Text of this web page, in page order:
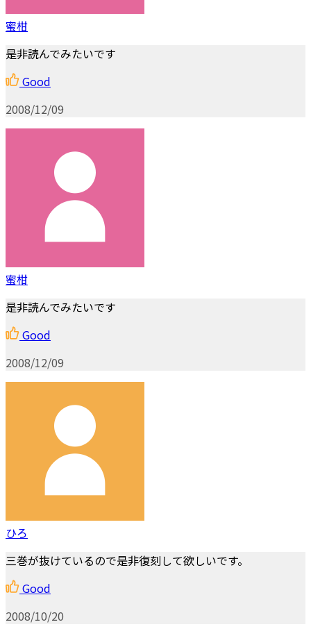
蜜柑
是非読んでみたいです
Good
2008/12/09
蜜柑
是非読んでみたいです
Good
2008/12/09
ひろ
三巻が抜けているので是非復刻して欲しいです。
Good
2008/10/20